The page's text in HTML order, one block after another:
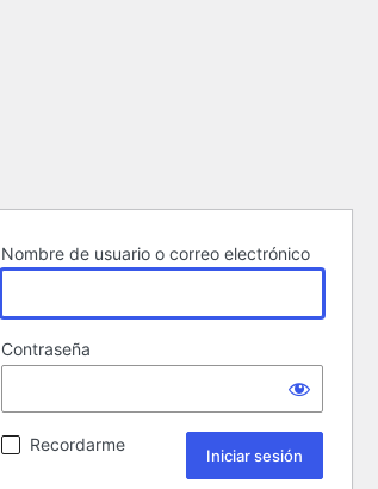
Nombre de usuario o correo electrónico
Contraseña
Recordarme